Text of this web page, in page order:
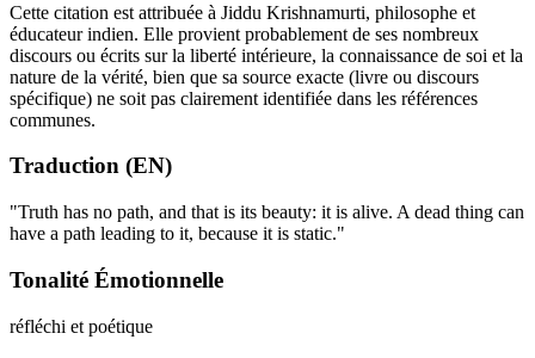
Cette citation est attribuée à Jiddu Krishnamurti, philosophe et
éducateur indien. Elle provient probablement de ses nombreux
discours ou écrits sur la liberté intérieure, la connaissance de soi et la
nature de la vérité, bien que sa source exacte (livre ou discours
spécifique) ne soit pas clairement identifiée dans les références
communes.
Traduction (EN)
"Truth has no path, and that is its beauty: it is alive. A dead thing can
have a path leading to it, because it is static."
Tonalité Émotionnelle
réfléchi et poétique